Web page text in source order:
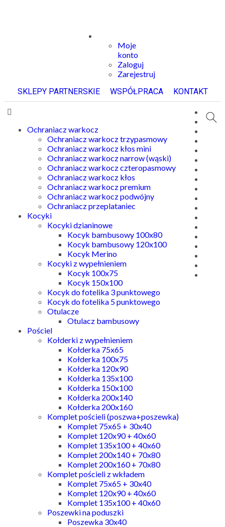
Moje
konto
Zaloguj
Zarejestruj
SKLEPY PARTNERSKIE
WSPÓŁPRACA KONTAKT
Ochraniacz warkocz
Ochraniacz warkocz trzypasmowy
Ochraniacz warkocz kłos mini
Ochraniacz warkocz narrow (wąski)
Ochraniacz warkocz czteropasmowy
Ochraniacz warkocz kłos
Ochraniacz warkocz premium
Ochraniacz warkocz podwójny
Ochraniacz przeplataniec
Kocyki
Kocyki dzianinowe
Kocyk bambusowy 100x80
Kocyk bambusowy 120x100
Kocyk Merino
Kocyki z wypełnieniem
Kocyk 100x75
Kocyk 150x100
Kocyk do fotelika 3 punktowego
Kocyk do fotelika 5 punktowego
Otulacze
Otulacz bambusowy
Pościel
Kołderki z wypełnieniem
Kołderka 75x65
Kołderka 100x75
Kołderka 120x90
Kołderka 135x100
Kołderka 150x100
Kołderka 200x140
Kołderka 200x160
Komplet pościeli (poszwa+poszewka)
Komplet 75x65 + 30x40
Komplet 120x90 + 40x60
Komplet 135x100 + 40x60
Komplet 200x140 + 70x80
Komplet 200x160 + 70x80
Komplet pościeli z wkładem
Komplet 75x65 + 30x40
Komplet 120x90 + 40x60
Komplet 135x100 + 40x60
Poszewki na poduszki
Poszewka 30x40